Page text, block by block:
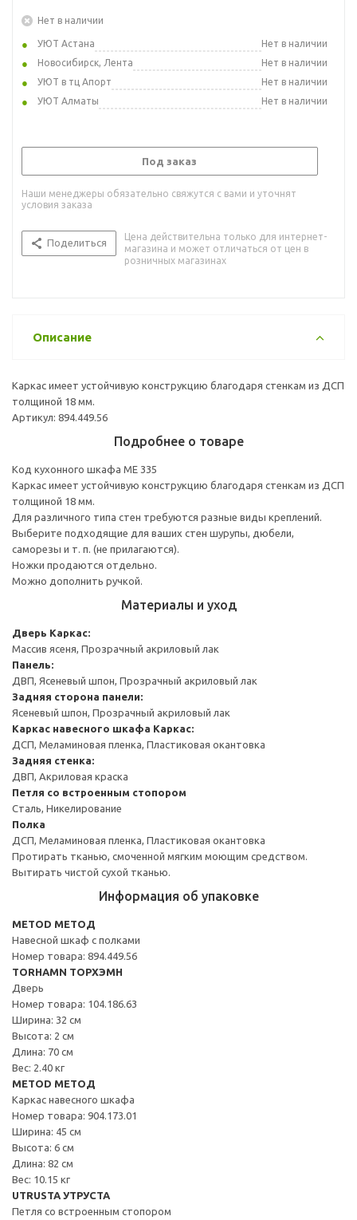
Нет в наличии
УЮТ Астана
Нет в наличии
Новосибирск, Лента
Нет в наличии
УЮТ в тц Апорт
Нет в наличии
УЮТ Алматы
Нет в наличии
Под заказ
Наши менеджеры обязательно свяжутся с вами и уточнят
условия заказа
Поделиться
Цена действительна только для интернет-
магазина и может отличаться от цен в
розничных магазинах
Описание
Каркас имеет устойчивую конструкцию благодаря стенкам из ДСП
толщиной 18 мм.
Артикул: 894.449.56
Подробнее о товаре
Код кухонного шкафа ME 335
Каркас имеет устойчивую конструкцию благодаря стенкам из ДСП
толщиной 18 мм.
Для различного типа стен требуются разные виды креплений.
Выберите подходящие для ваших стен шурупы, дюбели,
саморезы и т. п. (не прилагаются).
Ножки продаются отдельно.
Можно дополнить ручкой.
Материалы и уход
Дверь Каркас:
Массив ясеня, Прозрачный акриловый лак
Панель:
ДВП, Ясеневый шпон, Прозрачный акриловый лак
Задняя сторона панели:
Ясеневый шпон, Прозрачный акриловый лак
Каркас навесного шкафа Каркас:
ДСП, Меламиновая пленка, Пластиковая окантовка
Задняя стенка:
ДВП, Акриловая краска
Петля со встроенным стопором
Сталь, Никелирование
Полка
ДСП, Меламиновая пленка, Пластиковая окантовка
Протирать тканью, смоченной мягким моющим средством.
Вытирать чистой сухой тканью.
Информация об упаковке
METOD МЕТОД
Навесной шкаф с полками
Номер товара: 894.449.56
TORHAMN ТОРХЭМН
Дверь
Номер товара: 104.186.63
Ширина: 32 см
Высота: 2 см
Длина: 70 см
Вес: 2.40 кг
METOD МЕТОД
Каркас навесного шкафа
Номер товара: 904.173.01
Ширина: 45 см
Высота: 6 см
Длина: 82 см
Вес: 10.15 кг
UTRUSTA УТРУСТА
Петля со встроенным стопором